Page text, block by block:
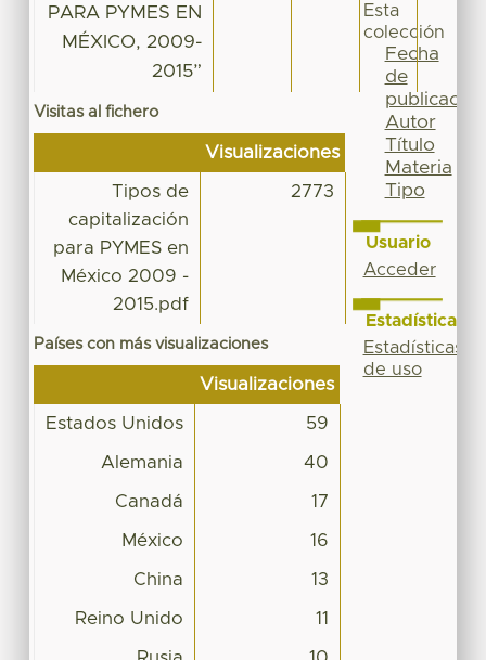
PARA PYMES EN
MÉXICO, 2009-
2015”
Visitas al fichero
Visualizaciones
Tipos de
capitalización
para PYMES en
México 2009 -
2015.pdf
2773
Países con más visualizaciones
Visualizaciones
Estados Unidos 59
Alemania 40
Canadá 17
México 16
China 13
Reino Unido 11
Esta
colección
Fecha
de
publicación
Autor
Título
Materia
Tipo
Usuario
Acceder
Estadísticas
Estadísticas
de uso